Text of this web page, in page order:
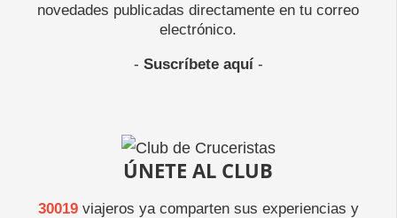
novedades publicadas directamente en tu correo
electrónico.
- Suscríbete aquí-
ÚNETE AL CLUB
30019viajeros ya comparten sus experiencias y